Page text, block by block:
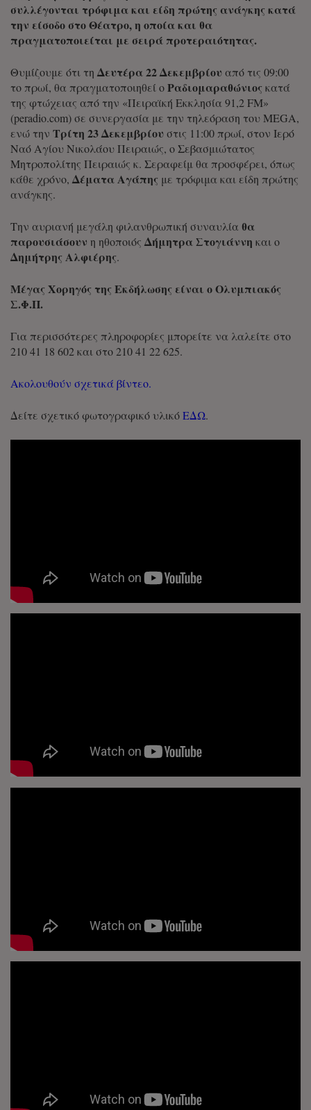
συλλέγονται τρόφιμα και είδη πρώτης ανάγκης κατά
την είσοδο στο Θέατρο, η οποία και θα
πραγματοποιείται με σειρά προτεραιότητας.
Θυμίζουμε ότι τη Δευτέρα 22 Δεκεμβρίουαπό τις 09:00
το πρωί, θα πραγματοποιηθεί οΡαδιομαραθώνιος κατά
της φτώχειας από την «Πειραϊκή Εκκλησία 91,2 FM»
(peradio.com) σε συνεργασία με την τηλεόραση του MEGA,
ενώ την Τρίτη 23 Δεκεμβρίουστις 11:00 πρωί, στον Ιερό
Ναό Αγίου Νικολάου Πειραιώς, ο Σεβασμιώτατος
Μητροπολίτης Πειραιώς κ. Σεραφείμ θα προσφέρει, όπως
κάθε χρόνο, Δέματα Αγάπης με τρόφιμα και είδη πρώτης
ανάγκης.
Την αυριανή μεγάλη φιλανθρωπική συναυλίαθα
παρουσιάσουν η ηθοποιός Δήμητρα Στογιάννη και ο
Δημήτρης Αλφιέρης.
Μέγας Χορηγός της Εκδήλωσης είναι ο Ολυμπιακός
Σ.Φ.Π.
Για περισσότερες πληροφορίες μπορείτε να λαλείτε στο
210 41 18 602 και στο 210 41 22 625.
Ακολουθούν σχετικά βίντεο.
Δείτε σχετικό φωτογραφικό υλικόΕΔΩ.